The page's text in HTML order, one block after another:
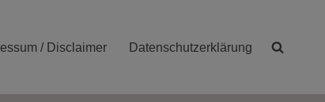
/ Disclaimer Datenschutzerklärung